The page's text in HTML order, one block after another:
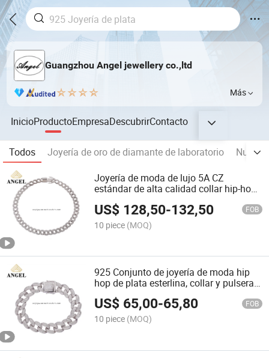
Guangzhou Angel jewellery co.,ltd
Más
InicioProductoEmpresaDescubrirContacto
Todos Joyería de oro de diamante de laboratorio
Nueva
Joyería de moda de lujo 5A CZ
estándar de alta calidad collar hip-hop
US$ 128,50-132,50 FOB
10 piece (MOQ)
925 Conjunto de joyería de moda hip
hop de plata esterlina, collar y pulsera
con circonitas para mujeres y hombres
US$ 65,00-65,80 FOB
10 piece (MOQ)